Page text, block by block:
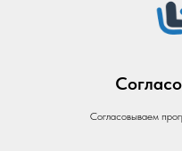
Согласовываем